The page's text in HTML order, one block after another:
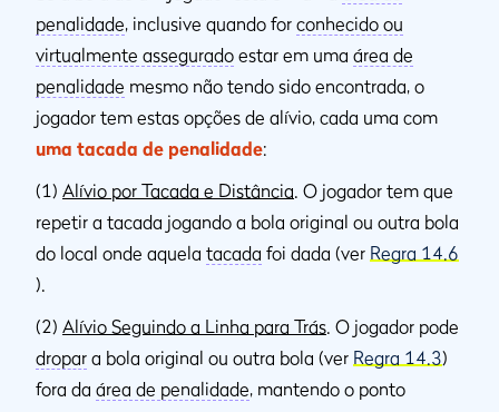
penalidade, inclusive quando for conhecido ou
virtualmente assegurado estar em uma área de
penalidade mesmo não tendo sido encontrada, o
jogador tem estas opções de alívio, cada uma com
uma tacada de penalidade:
(1) Alívio por Tacada e Distância. O jogador tem que
repetir a tacada jogando a bola original ou outra bola
do local onde aquela tacada foi dada (ver Regra 14.6
).
(2) Alívio Seguindo a Linha para Trás. O jogador pode
dropar a bola original ou outra bola (ver Regra 14.3)
fora da área de penalidade, mantendo o ponto